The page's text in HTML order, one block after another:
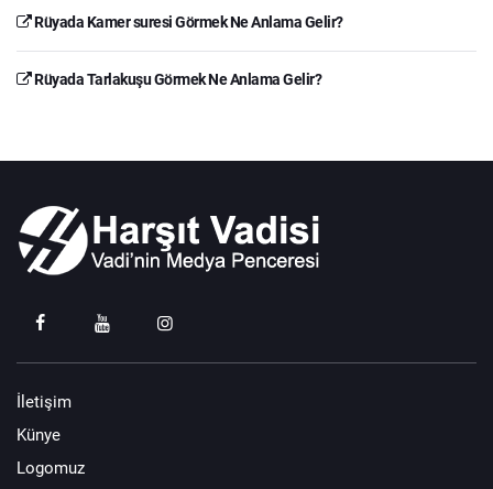
Rüyada Kamer suresi Görmek Ne Anlama Gelir?
Rüyada Tarlakuşu Görmek Ne Anlama Gelir?
İletişim
Künye
Logomuz